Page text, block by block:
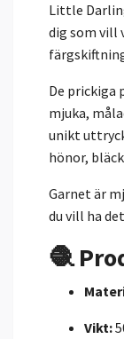
Little
dig som vill
De prickiga
mjuka,
unikt
hönor,
Garnet är
du vill ha
🧶
Vikt: